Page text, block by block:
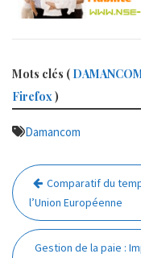
Mots clés (
Firefox )
Damancom
Navigation
de
l’article
Comparatif du
l’Union Européenne
Gestion de la paie :